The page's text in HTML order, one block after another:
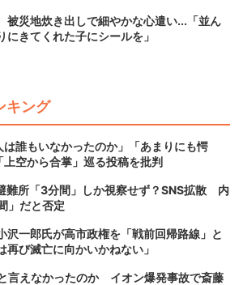
被災地炊き出しで細やかな心遣い...「並ん
にきてくれた子にシールを」
キング
誰もいなかったのか」「あまりにも愕
空から合掌」巡る投稿を批判
難所「3分間」しか視察せず？SNS拡散 内
」だと否定
沢一郎氏が高市政権を「戦前回帰路線」と
び滅亡に向かいかねない」
言えなかったのか イオン爆発事故で斎藤